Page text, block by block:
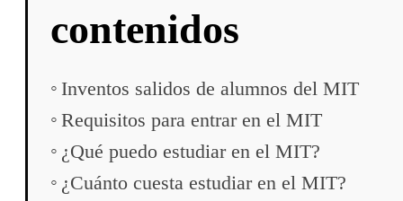
contenidos
Inventos salidos de alumnos del MIT
Requisitos para entrar en el MIT
¿Qué puedo estudiar en el MIT?
¿Cuánto cuesta estudiar en el MIT?